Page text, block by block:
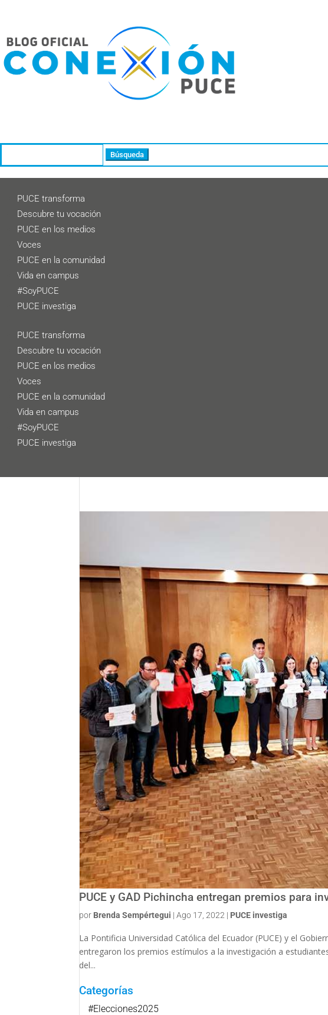
PUCE transforma
Descubre tu vocación
PUCE en los medios
Voces
PUCE en la comunidad
Vida en campus
#SoyPUCE
PUCE investiga
PUCE transforma
Descubre tu vocación
PUCE en los medios
Voces
PUCE en la comunidad
Vida en campus
#SoyPUCE
PUCE investiga
PUCE y GAD Pichincha entregan premios para
por Brenda Sempértegui |Ago 17, 2022 | PUCE investiga
La Pontificia Universidad Católica del Ecuador (PUCE) y el
entregaron los premios estímulos a la investigación a
del...
Categorías
#Elecciones2025